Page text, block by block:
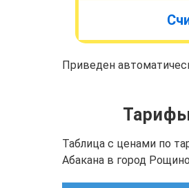
Приведен
Таблица с ценами по
Абакана в город